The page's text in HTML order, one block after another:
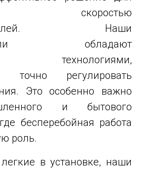
скоростью
Наши
обладают
технологиями,
точно регулировать
Это особенно важно
и бытового
бесперебойная работа
роль.
в установке, наши